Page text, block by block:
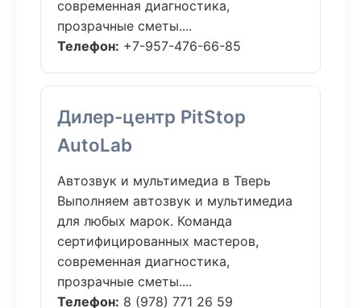
современная диагностика,
прозрачные сметы....
Телефон: +7-957-476-66-85
Дилер-центр PitStop
AutoLab
Автозвук и мультимедиа в Тверь
Выполняем автозвук и мультимедиа
для любых марок. Команда
сертифицированных мастеров,
современная диагностика,
прозрачные сметы....
Телефон: 8 (978) 771 26 59